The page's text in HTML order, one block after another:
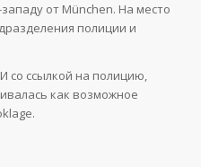
от München. На место
полиции и
со ссылкой на полицию,
как возможное